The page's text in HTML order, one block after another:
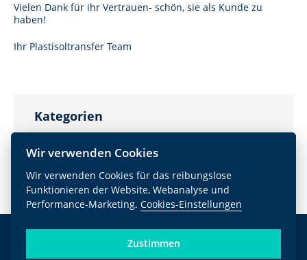
Vielen Dank für ihr Vertrauen- schön, sie als Kunde zu
haben!
Ihr Plastisoltransfer Team
Kategorien
Blog(33)
Kontakt
Wir verwenden Cookies
Wir verwenden Cookies für das reibungslose
Funktionieren der Website, Webanalyse und
Performance-Marketing.Cookies-Einstellungen
Zustimmen